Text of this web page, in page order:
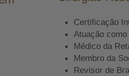
Certificação
Atuação
Médico da
Membro da
Revisor de